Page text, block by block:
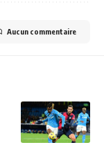
Aucun commentaire